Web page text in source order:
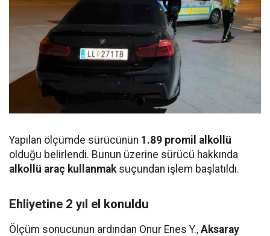
Yapılan ölçümde sürücünün 1.89 promil alkollü
olduğu belirlendi. Bunun üzerine sürücü hakkında
alkollü araç kullanmaksuçundan işlem başlatıldı.
Ehliyetine 2 yıl el konuldu
Ölçüm sonucunun ardından Onur Enes Y., Aksaray